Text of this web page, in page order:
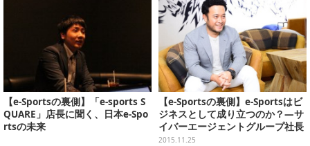
【e-Sportsの裏側】「e-sports S
QUARE」店長に聞く、日本e-Spo
rtsの未来
【e-Sportsの裏側】e-Sportsはビ
ジネスとして成り立つのか？―サ
イバーエージェントグループ社長
が語る未来
2015.11.25